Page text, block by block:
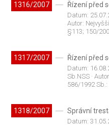
1316/2007 Řízení před
Datum:
Autor:
§113; 150/
1317/2007 Řízení před
Datum:
Sb.NSS·
586/1992
1318/2007 Správní
Datum: